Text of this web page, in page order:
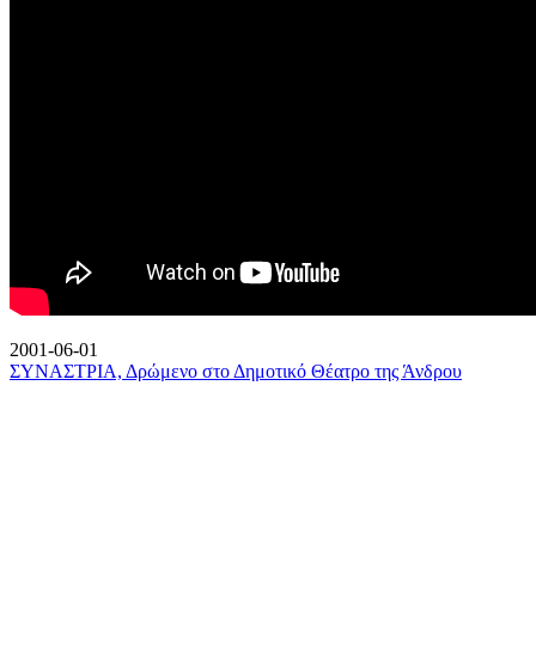
2001-06-01
ΣΥΝΑΣΤΡΙΑ, Δρώμενο στο Δημοτικό Θέατρο της Άνδρου